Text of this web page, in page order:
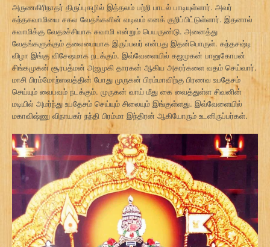
அருணகிரிநாதர் திருப்புகழில் இத்தலம் பற்றி பாடல் பாடியுள்ளார். அவர்
கந்தசுவாமியை சகல வேதங்களின் வடிவம் எனக் குறிப்பிட்டுள்ளார். இதனால்
சுவாமிக்கு வேதஉச்சியாக சுவாமி என்றும் பெயருண்டு. அனைத்து
வேதங்களுக்கும் தலைமையாக இருப்பவர் என்பது இதன்பொருள். கந்தசஷ்டி
விழா இங்கு விசேஷமாக நடக்கும். இவ்வேளையில் கஜமுகன் பானுகோபன்
சிங்கமுகன் சூரபத்மன் அஜமுகி தாரகன் ஆகிய அசுரர்களை வதம் செய்வார்.
மாசி பிரம்மோற்ஸவத்தின் போது முருகன் பிரம்மாவிற்கு பிரணவ உபதேசம்
செய்யும் வைபவம் நடக்கும். முருகன் வாய் மீது கை வைத்துள்ள சிவனின்
மடியில் அமர்ந்து உபதேசம் செய்யும் சிலையும் இங்குள்ளது. இவ்வேளையில்
மகாவிஷ்ணு விநாயகர் நந்தி பிரம்மா இந்திரன் ஆகியோரும் உடனிருப்பர்கள்.